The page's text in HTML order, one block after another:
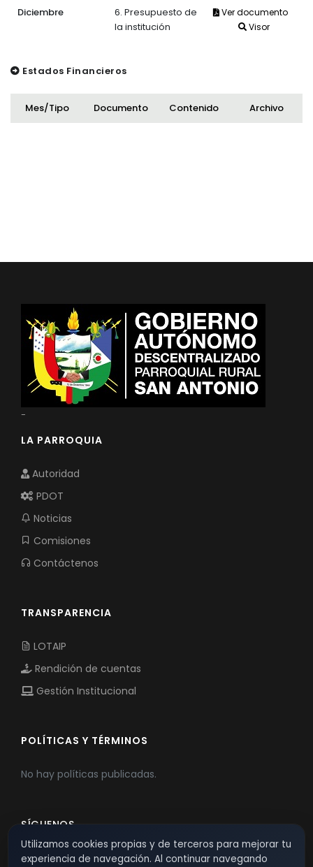
Diciembre
6. Presupuesto de
la institución
Ver documento
Visor
Estados Financieros
Mes/Tipo Documento Contenido Archivo
-
LA PARROQUIA
Autoridad
PDOT
Noticias
Comisiones
Contáctenos
TRANSPARENCIA
LOTAIP
Rendición de cuentas
Gestión Institucional
POLÍTICAS Y TÉRMINOS
No hay políticas publicadas.
SÍGUENOS
Utilizamos cookies propias y de terceros para mejorar tu
experiencia de navegación. Al continuar navegando